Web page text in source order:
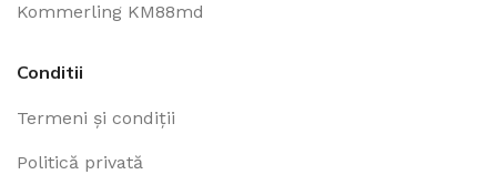
Kommerling KM88md
Conditii
Termeni și condiții
Politică privată